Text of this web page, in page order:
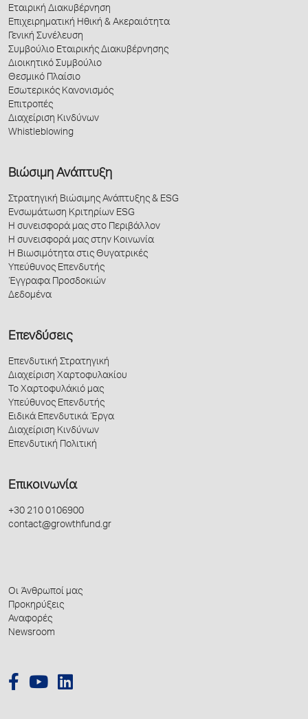
Εταιρική Διακυβέρνηση
Επιχειρηματική Ηθική & Ακεραιότητα
Γενική Συνέλευση
Συμβούλιο Εταιρικής Διακυβέρνησης
Διοικητικό Συμβούλιο
Θεσμικό Πλαίσιο
Εσωτερικός Κανονισμός
Επιτροπές
Διαχείριση Κινδύνων
Whistleblowing
Βιώσιμη Ανάπτυξη
Στρατηγική Βιώσιμης Ανάπτυξης & ESG
Ενσωμάτωση Κριτηρίων ESG
Η συνεισφορά μας στο Περιβάλλον
Η συνεισφορά μας στην Κοινωνία
Η Βιωσιμότητα στις Θυγατρικές
Υπεύθυνος Επενδυτής
Έγγραφα Προσδοκιών
Δεδομένα
Επενδύσεις
Επενδυτική Στρατηγική
Διαχείριση Χαρτοφυλακίου
Το Χαρτοφυλάκιό μας
Υπεύθυνος Επενδυτής
Ειδικά Επενδυτικά Έργα
Διαχείριση Κινδύνων
Επενδυτική Πολιτική
Επικοινωνία
+30 210 0106900
contact@growthfund.gr
Οι Άνθρωποί μας
Προκηρύξεις
Αναφορές
Newsroom